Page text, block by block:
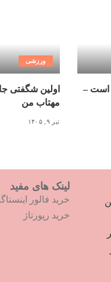
است –
ورزشی
اولین شگفتی
مهتاب من
تیر ۹, ۱۴۰۵
لینک های مفید
خرید فالور
خرید رپورتاژ